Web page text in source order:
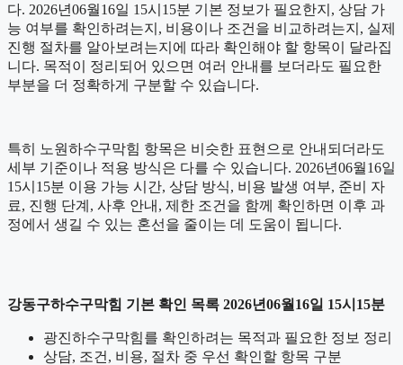
다. 2026년06월16일 15시15분 기본 정보가 필요한지, 상담 가
능 여부를 확인하려는지, 비용이나 조건을 비교하려는지, 실제
진행 절차를 알아보려는지에 따라 확인해야 할 항목이 달라집
니다. 목적이 정리되어 있으면 여러 안내를 보더라도 필요한
부분을 더 정확하게 구분할 수 있습니다.
특히 노원하수구막힘 항목은 비슷한 표현으로 안내되더라도
세부 기준이나 적용 방식은 다를 수 있습니다. 2026년06월16일
15시15분 이용 가능 시간, 상담 방식, 비용 발생 여부, 준비 자
료, 진행 단계, 사후 안내, 제한 조건을 함께 확인하면 이후 과
정에서 생길 수 있는 혼선을 줄이는 데 도움이 됩니다.
강동구하수구막힘 기본 확인 목록 2026년06월16일 15시15분
광진하수구막힘를 확인하려는 목적과 필요한 정보 정리
상담, 조건, 비용, 절차 중 우선 확인할 항목 구분